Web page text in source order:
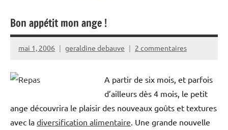
Bon appétit mon ange !
mai 1, 2006 geraldine debauve 2 commentaires
A partir de six mois, et parfois
d’ailleurs dès 4 mois, le petit
ange découvrira le plaisir des nouveaux goûts et textures
avec la diversification alimentaire . Une grande nouvelle